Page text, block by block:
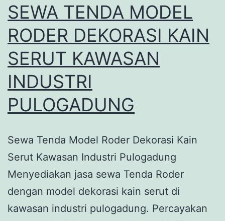
SEWA TENDA MODEL
RODER DEKORASI KAIN
SERUT KAWASAN
INDUSTRI
PULOGADUNG
Sewa Tenda Model Roder Dekorasi Kain
Serut Kawasan Industri Pulogadung
Menyediakan jasa sewa Tenda Roder
dengan model dekorasi kain serut di
kawasan industri pulogadung. Percayakan